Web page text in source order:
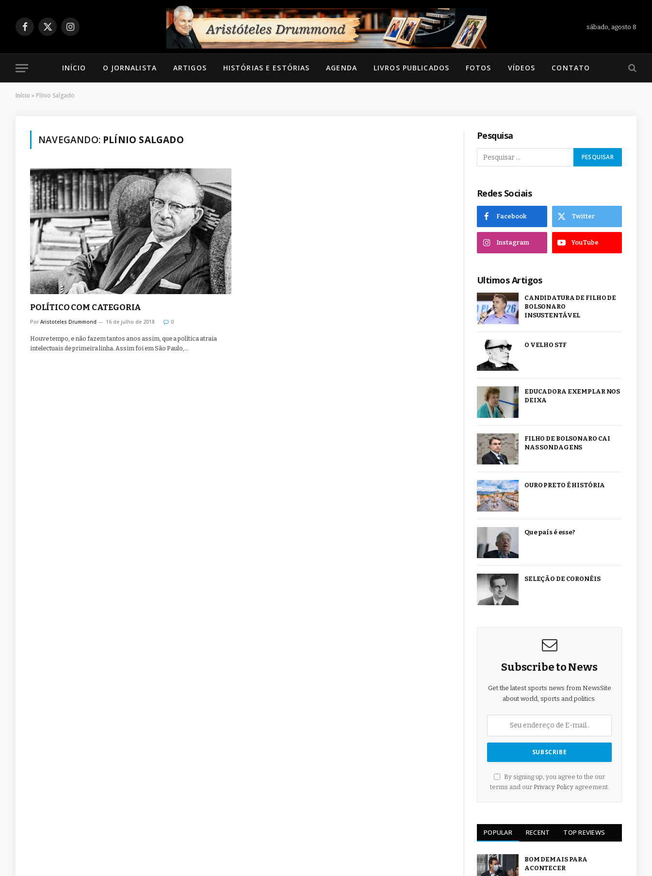
Facebook
X
Instagram
sábado, agosto 8
INÍCIO O JORNALISTA ARTIGOS HISTÓRIAS E ESTÓRIAS AGENDA LIVROS PUBLICADOS FOTOS VÍDEOS CONTATO
Início » Plínio Salgado
NAVEGANDO: PLÍNIO SALGADO
POLÍTICO COM CATEGORIA
Por Aristoteles Drummond 16 de julho de 2018 0
Houve tempo, e não fazem tantos anos assim, que a política atraia
intelectuais de primeira linha. Assim foi em São Paulo,…
Pesquisa
Redes Sociais
Facebook Twitter
Instagram YouTube
Ultimos Artigos
CANDIDATURA DE FILHO DE
BOLSONARO
INSUSTENTÁVEL
O VELHO STF
EDUCADORA EXEMPLAR NOS
DEIXA
FILHO DE BOLSONARO CAI
NAS SONDAGENS
OURO PRETO É HISTÓRIA
Que país é esse?
SELEÇÃO DE CORONÉIS
Subscribe to News
Get the latest sports news from NewsSite
about world, sports and politics.
By signing up, you agree to the our
terms and our Privacy Policyagreement.
POPULAR RECENT TOP REVIEWS
BOM DEMAIS PARA
ACONTECER